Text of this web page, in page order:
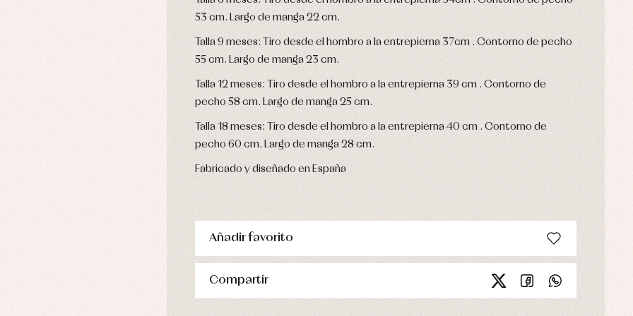
53 cm. Largo de manga 22 cm.
Talla 9 meses: Tiro desde el hombro a la entrepierna 37cm . Contorno de pecho
55 cm. Largo de manga 23 cm.
Talla 12 meses: Tiro desde el hombro a la entrepierna 39 cm . Contorno de
pecho 58 cm. Largo de manga 25 cm.
Talla 18 meses: Tiro desde el hombro a la entrepierna 40 cm . Contorno de
pecho 60 cm. Largo de manga 28 cm.
Fabricado y diseñado en España
Añadir favorito
Compartir